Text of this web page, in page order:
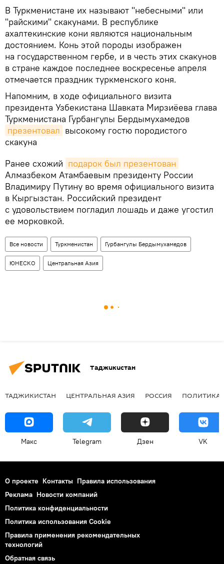
В Туркменистане их называют "небесными" или
"райскими" скакунами. В республике
ахалтекинские кони являются национальным
достоянием. Конь этой породы изображен
на государственном гербе, и в честь этих скакунов
в стране каждое последнее воскресенье апреля
отмечается праздник туркменского коня.
Напомним, в ходе официального визита
президента Узбекистана Шавката Мирзиёева глава
Туркменистана Гурбангулы Бердымухамедов
презентовал высокому гостю породистого
скакуна
Ранее схожий подарок был презентован
Алмазбеком Атамбаевым президенту России
Владимиру Путину во время официального визита
в Кыргызстан. Российский президент
с удовольствием погладил лошадь и даже угостил
ее морковкой.
Все новости Туркменистан Гурбангулы Бердымухамедов
ЮНЕСКО Центральная Азия
Таджикистан
ТАДЖИКИСТАН ЦЕНТРАЛЬНАЯ АЗИЯ РОССИЯ ПОЛИТИКА
Макс Telegram Дзен VK
О проекте Контакты Правила использования
Реклама Новости компаний
Политика конфиденциальности
Политика использования Cookie
Правила применения рекомендательных
технологий
Обратная связь